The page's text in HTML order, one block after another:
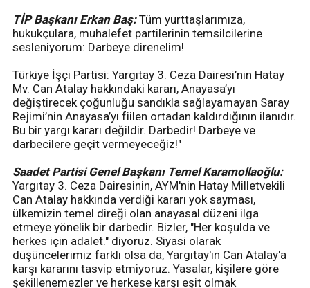
TİP Başkanı Erkan Baş:Tüm yurttaşlarımıza,
hukukçulara, muhalefet partilerinin temsilcilerine
sesleniyorum: Darbeye direnelim!
Türkiye İşçi Partisi: Yargıtay 3. Ceza Dairesi’nin Hatay
Mv. Can Atalay hakkındaki kararı, Anayasa’yı
değiştirecek çoğunluğu sandıkla sağlayamayan Saray
Rejimi’nin Anayasa’yı fiilen ortadan kaldırdığının ilanıdır.
Bu bir yargı kararı değildir. Darbedir! Darbeye ve
darbecilere geçit vermeyeceğiz!"
Saadet Partisi Genel Başkanı Temel Karamollaoğlu:
Yargıtay 3. Ceza Dairesinin, AYM'nin Hatay Milletvekili
Can Atalay hakkında verdiği kararı yok sayması,
ülkemizin temel direği olan anayasal düzeni ilga
etmeye yönelik bir darbedir. Bizler, "Her koşulda ve
herkes için adalet." diyoruz. Siyasi olarak
düşüncelerimiz farklı olsa da, Yargıtay'ın Can Atalay'a
karşı kararını tasvip etmiyoruz. Yasalar, kişilere göre
şekillenemezler ve herkese karşı eşit olmak